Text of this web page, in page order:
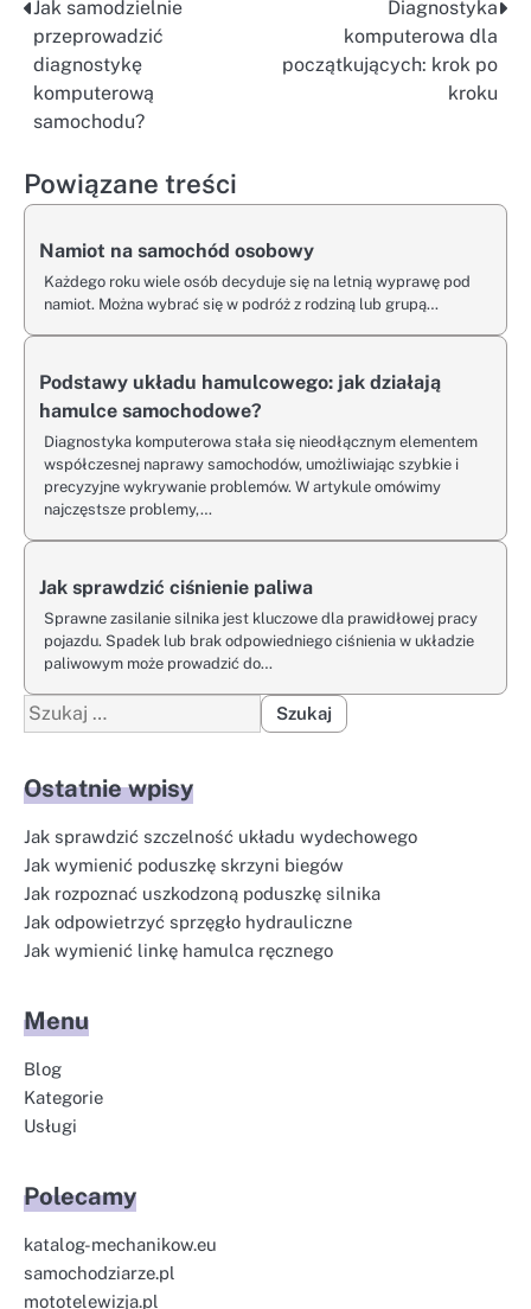
Nawigacja
wpisu
Jak samodzielnie
przeprowadzić
diagnostykę
komputerową
samochodu?
Diagnostyka
komputerowa dla
początkujących: krok po
kroku
Powiązane treści
Namiot na samochód osobowy
Każdego roku wiele osób decyduje się na letnią wyprawę pod
namiot. Można wybrać się w podróż z rodziną lub grupą…
Podstawy układu hamulcowego: jak działają
hamulce samochodowe?
Diagnostyka komputerowa stała się nieodłącznym elementem
współczesnej naprawy samochodów, umożliwiając szybkie i
precyzyjne wykrywanie problemów. W artykule omówimy
najczęstsze problemy,…
Jak sprawdzić ciśnienie paliwa
Sprawne zasilanie silnika jest kluczowe dla prawidłowej pracy
pojazdu. Spadek lub brak odpowiedniego ciśnienia w układzie
paliwowym może prowadzić do…
Szukaj:
Ostatnie wpisy
Jak sprawdzić szczelność układu wydechowego
Jak wymienić poduszkę skrzyni biegów
Jak rozpoznać uszkodzoną poduszkę silnika
Jak odpowietrzyć sprzęgło hydrauliczne
Jak wymienić linkę hamulca ręcznego
Menu
Blog
Kategorie
Usługi
Polecamy
katalog-mechanikow.eu
samochodziarze.pl
mototelewizja.pl